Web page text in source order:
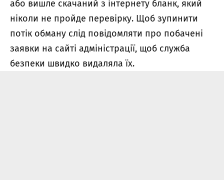
або вишле скачаний з інтернету бланк, який
ніколи не пройде перевірку. Щоб зупинити
потік обману слід повідомляти про побачені
заявки на сайті адміністрації, щоб служба
безпеки швидко видаляла їх.